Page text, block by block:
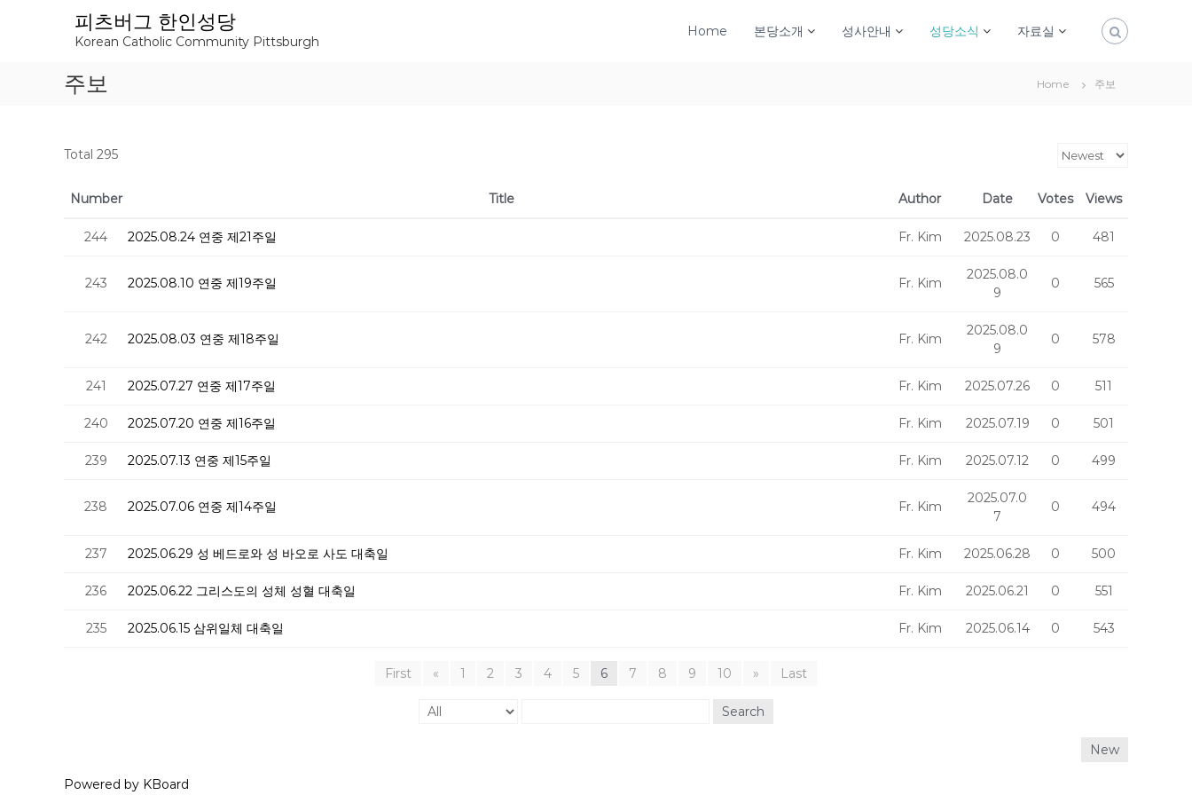
피츠버그 한인성당
Korean Catholic Community Pittsburgh
Home 본당소개 성사안내 성당소식 자료실
주보 Home 주보
Total 295
Number Title Author Date Votes Views
244 2025.08.24 연중 제21주일 Fr. Kim 2025.08.23 0 481
243 2025.08.10 연중 제19주일 Fr. Kim
2025.08.0
9
0 565
242 2025.08.03 연중 제18주일 Fr. Kim
2025.08.0
9
0 578
241 2025.07.27 연중 제17주일 Fr. Kim 2025.07.26 0 511
240 2025.07.20 연중 제16주일 Fr. Kim 2025.07.19 0 501
239 2025.07.13 연중 제15주일 Fr. Kim 2025.07.12 0 499
238 2025.07.06 연중 제14주일 Fr. Kim
2025.07.0
7
0 494
237 2025.06.29 성 베드로와 성 바오로 사도 대축일 Fr. Kim 2025.06.28 0 500
236 2025.06.22 그리스도의 성체 성혈 대축일 Fr. Kim 2025.06.21 0 551
235 2025.06.15 삼위일체 대축일 Fr. Kim 2025.06.14 0 543
First « 1 2 3 4 5 6 7 8 9 10 » Last
Search
New
Powered by KBoard